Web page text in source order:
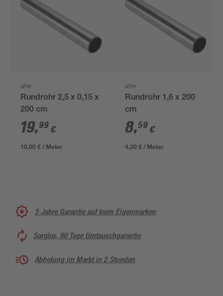
alfer
Rundrohr 2,5 x 0,15 x
200 cm
19,99 €
10,00 € / Meter
alfer
Rundrohr 1,6 x 200
cm
8,59 €
4,30 € / Meter
5 Jahre Garantie auf toom Eigenmarken
Sorglos, 90 Tage Umtauschgarantie
Abholung im Markt in 2 Stunden